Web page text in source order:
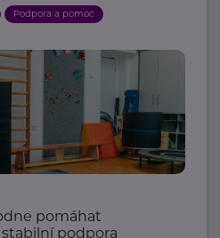
Podpora a pomoc
pomáhat
podpora